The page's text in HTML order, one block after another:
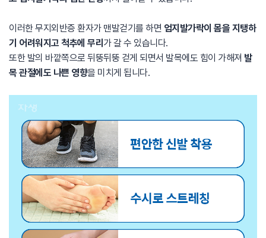
이러한 무지외반증 환자가 맨발걷기를 하면 엄지발가락이 몸을 지탱하
기 어려워지고 척추에 무리 가 갈 수 있습니다.
또한 발의 바깥쪽으로 뒤뚱뒤뚱 걷게 되면서 발목에도 힘이 가해져 발
목 관절에도 나쁜 영향을 미치게 됩니다.